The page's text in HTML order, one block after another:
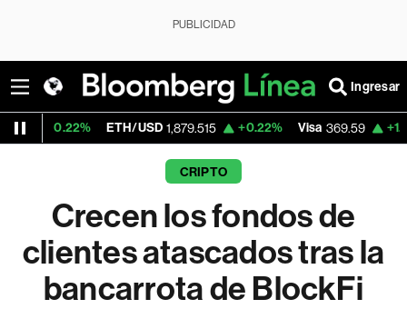
PUBLICIDAD
Ingresar
ETH/USD 1,879.515 +0.22% Visa 369.59 +1.07%
CRIPTO
Crecen los fondos de
clientes atascados tras la
bancarrota de BlockFi